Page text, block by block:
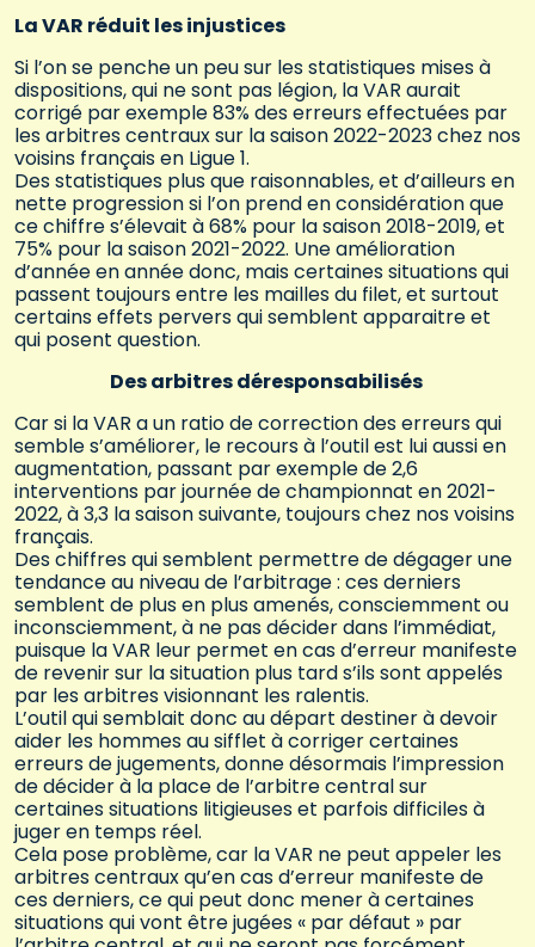
La VAR réduit les injustices
Si l’on se penche un peu sur les statistiques mises à
dispositions, qui ne sont pas légion, la VAR aurait
corrigé par exemple 83% des erreurs effectuées par
les arbitres centraux sur la saison 2022-2023 chez nos
voisins français en Ligue 1.
Des statistiques plus que raisonnables, et d’ailleurs en
nette progression si l’on prend en considération que
ce chiffre s’élevait à 68% pour la saison 2018-2019, et
75% pour la saison 2021-2022. Une amélioration
d’année en année donc, mais certaines situations qui
passent toujours entre les mailles du filet, et surtout
certains effets pervers qui semblent apparaitre et
qui posent question.
Des arbitres déresponsabilisés
Car si la VAR a un ratio de correction des erreurs qui
semble s’améliorer, le recours à l’outil est lui aussi en
augmentation, passant par exemple de 2,6
interventions par journée de championnat en 2021-
2022, à 3,3 la saison suivante, toujours chez nos voisins
français.
Des chiffres qui semblent permettre de dégager une
tendance au niveau de l’arbitrage : ces derniers
semblent de plus en plus amenés, consciemment ou
inconsciemment, à ne pas décider dans l’immédiat,
puisque la VAR leur permet en cas d’erreur manifeste
de revenir sur la situation plus tard s’ils sont appelés
par les arbitres visionnant les ralentis.
L’outil qui semblait donc au départ destiner à devoir
aider les hommes au sifflet à corriger certaines
erreurs de jugements, donne désormais l’impression
de décider à la place de l’arbitre central sur
certaines situations litigieuses et parfois difficiles à
juger en temps réel.
Cela pose problème, car la VAR ne peut appeler les
arbitres centraux qu’en cas d’erreur manifeste de
ces derniers, ce qui peut donc mener à certaines
situations qui vont être jugées « par défaut » par